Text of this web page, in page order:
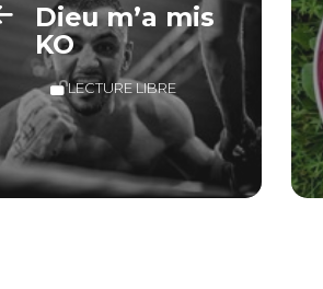
Dieu m’a mis
KO
LECTURE LIBRE